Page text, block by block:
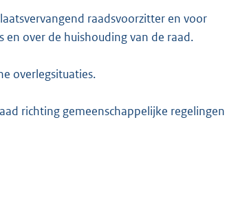
raadsvoorzitter en voor
over de huishouding van de raad.
overlegsituaties.
richting gemeenschappelijke regelingen